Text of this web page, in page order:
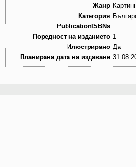
Жанр
Категория
PublicationISBNs
Поредност на изданието 1
Илюстрирано Да
Планирана дата на издаване